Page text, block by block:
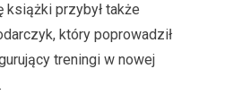
książki przybył także
który poprowadził
treningi w nowej